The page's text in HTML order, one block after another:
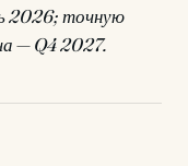
2026; точную
— Q4 2027.